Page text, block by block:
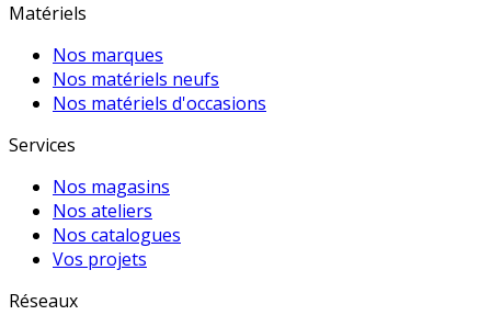
Matériels
Nos marques
Nos matériels neufs
Nos matériels d'occasions
Services
Nos magasins
Nos ateliers
Nos catalogues
Vos projets
Réseaux